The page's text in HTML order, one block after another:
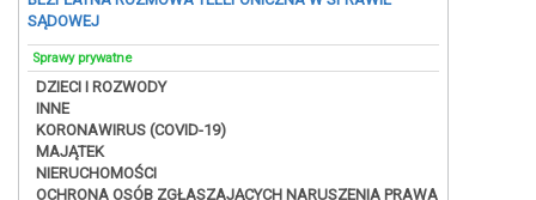
SĄDOWEJ
Sprawy prywatne
DZIECI I ROZWODY
INNE
KORONAWIRUS (COVID-19)
MAJĄTEK
NIERUCHOMOŚCI
OCHRONA OSÓB ZGŁASZAJĄCYCH NARUSZENIA PRAWA